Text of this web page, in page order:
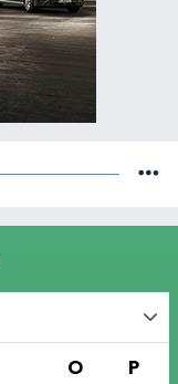
O P